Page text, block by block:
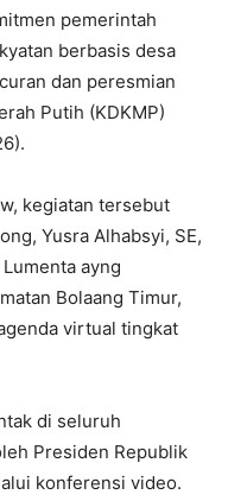
pemerintah
berbasis desa
dan peresmian
Putih (KDKMP)
kegiatan tersebut
Yusra Alhabsyi, SE,
ayng
Bolaang Timur,
virtual tingkat
di seluruh
Presiden Republik
konferensi video.